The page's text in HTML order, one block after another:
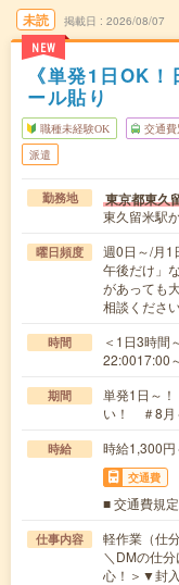
未読
NEW
掲載日 2026/08/07
《単発1日OK
ール貼り
職種未経験OK 交通費
派遣
勤務地 東京都東久
東久留米駅
曜日頻度
週0日～/月1
午後だけ」
があっても
相談くださ
時間
＜1日3時
22:0017:00
期間
単発1日～
い！ ＃8
時給 時給1,300
交通費
■ 交通費規
仕事内容
軽作業（仕
＼DMの仕
心！＞▼封